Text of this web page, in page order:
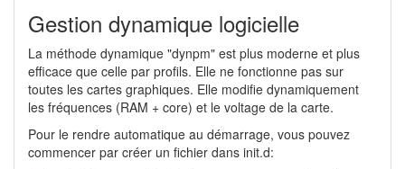
Gestion dynamique logicielle
La méthode dynamique "dynpm" est plus moderne et plus
efficace que celle par profils. Elle ne fonctionne pas sur
toutes les cartes graphiques. Elle modifie dynamiquement
les fréquences (RAM + core) et le voltage de la carte.
Pour le rendre automatique au démarrage, vous pouvez
commencer par créer un fichier dans init.d: